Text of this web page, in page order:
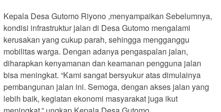
Kepala Desa Gutomo Riyono ,menyampaikan Sebelumnya,
kondisi infrastruktur jalan di Desa Gutomo mengalami
kerusakan yang cukup parah, sehingga mengganggu
mobilitas warga. Dengan adanya pengaspalan jalan,
diharapkan kenyamanan dan keamanan pengguna jalan
bisa meningkat. “Kami sangat bersyukur atas dimulainya
pembangunan jalan ini. Semoga, dengan akses jalan yang
lebih baik, kegiatan ekonomi masyarakat juga ikut